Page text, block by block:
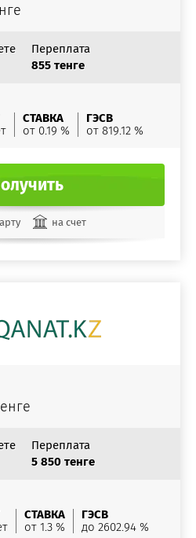
Переплата
855 тенге
СТАВКА
от 0.19 %
ГЭСВ
от 819.12 %
на счет
Переплата
5 850 тенге
СТАВКА
от 1.3 %
ГЭСВ
до 2602.94 %